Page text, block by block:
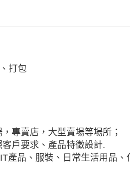
打包
專賣店，大型賣場等場所；
戶要求、產品特徵設計.
產品、服裝、日常生活用品、